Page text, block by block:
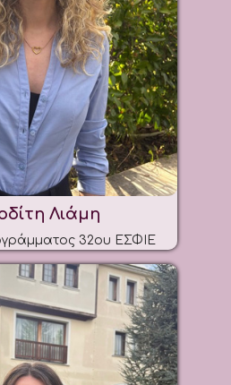
Λιάμη
32ου ΕΣΦΙΕ